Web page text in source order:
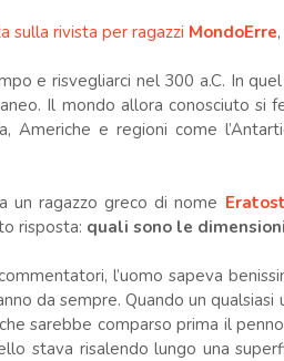
sulla rivista per ragazzi MondoErre
e risvegliarci nel 300 a.C. In
Il mondo allora conosciuto si
Americhe e regioni come
un ragazzo greco di nome
risposta: quali sono le
l’uomo sapeva
da sempre. Quando un
sarebbe comparso prima il
stava risalendo lungo una